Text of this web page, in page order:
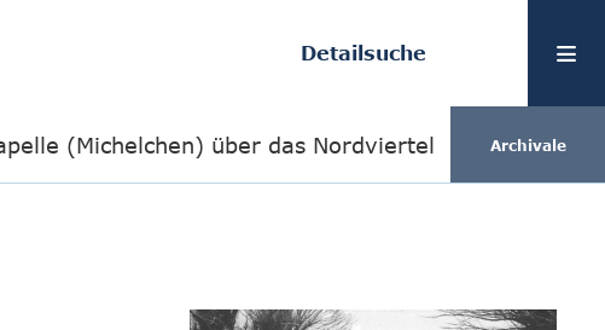
Detailsuche
(Michelchen) über das Nordviertel Archivale